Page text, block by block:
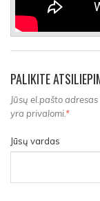
PALIKITE
Jūsų el.pašto
yra privalomi.*
Jūsų vardas